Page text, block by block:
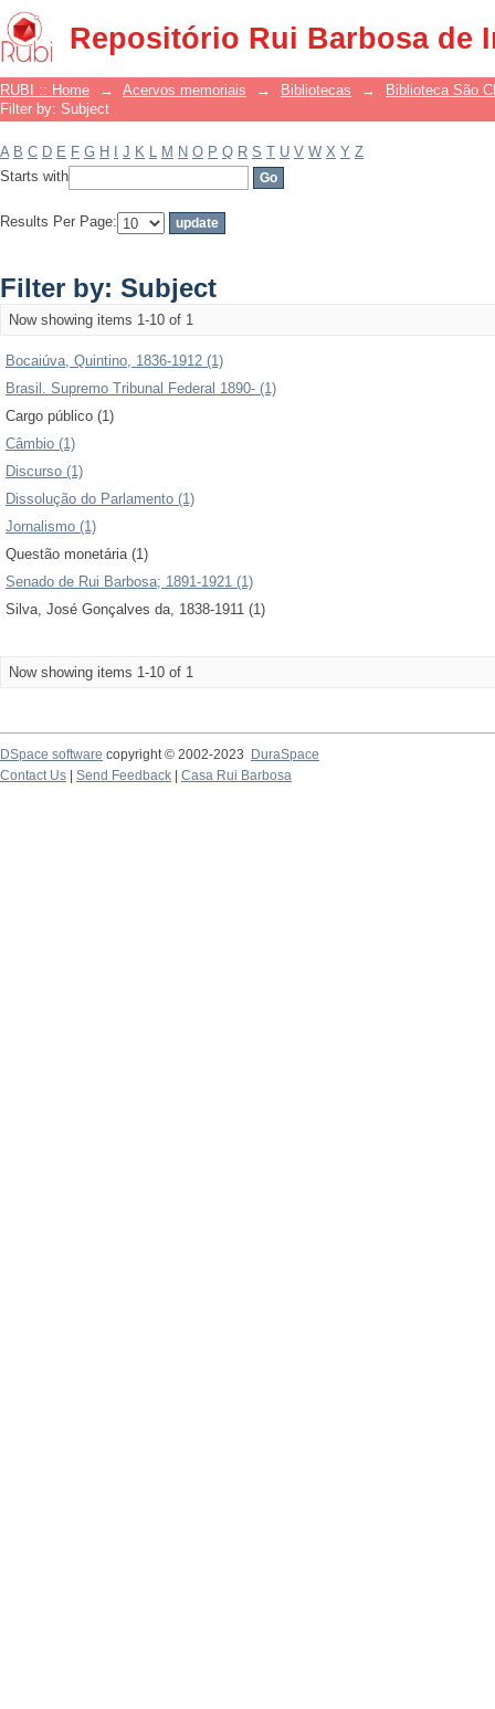
Repositório Rui Barbosa de
Filter by: Subject
RUBI :: Home → Acervos memoriais → Bibliotecas →
Biblioteca São
Filter by: Subject
A B C D E F G H J K L M N O P Q R S T U V W X Y Z
Starts with
Results Per Page:
Filter by: Subject
Now showing items 1-10 of 1
Bocaiúva, Quintino, 1836-1912 (1)
Brasil. Supremo Tribunal Federal 1890- (1)
Cargo público (1)
Câmbio (1)
Discurso (1)
Dissolução do Parlamento (1)
Jornalismo (1)
Questão monetária (1)
Senado de Rui Barbosa; 1891-1921 (1)
Silva, José Gonçalves da, 1838-1911 (1)
Now showing items 1-10 of 1
DSpace software copyright © 2002-2023
DuraSpace
Contact Us
Send Feedback Casa Rui Barbosa